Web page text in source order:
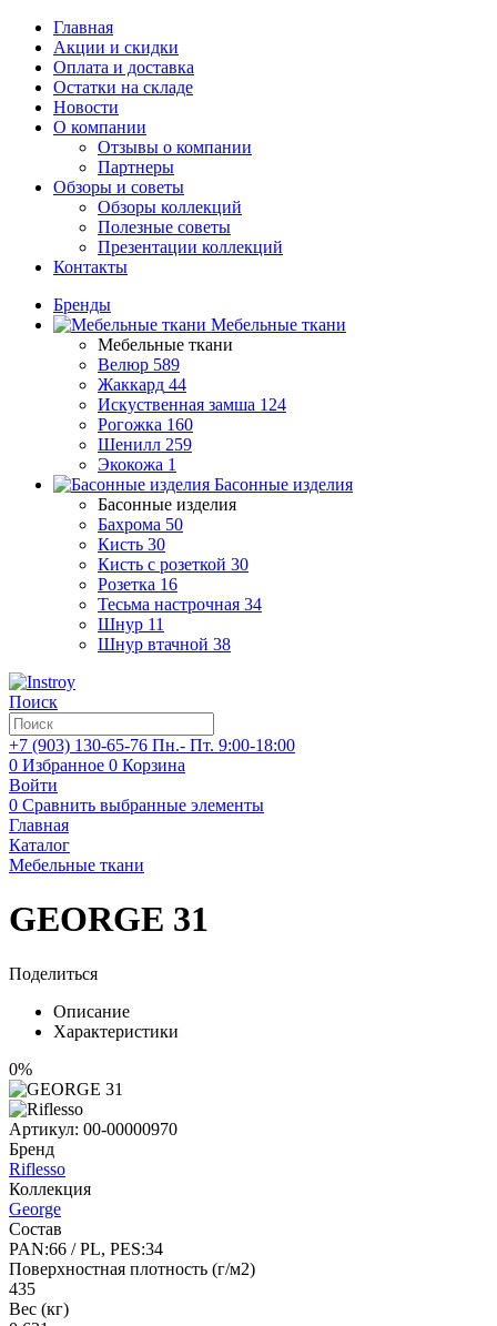
Главная
Акции и скидки
Оплата и доставка
Остатки на складе
Новости
О компании
Отзывы о компании
Партнеры
Обзоры и советы
Обзоры коллекций
Полезные советы
Презентации коллекций
Контакты
Бренды
Мебельные ткани
Мебельные ткани
Велюр 589
Жаккард 44
Искуственная замша 124
Рогожка 160
Шенилл 259
Экокожа 1
Басонные изделия
Басонные изделия
Бахрома 50
Кисть 30
Кисть с розеткой 30
Розетка 16
Тесьма настрочная 34
Шнур 11
Шнур втачной 38
Поиск
+7 (903) 130-65-76 Пн.- Пт. 9:00-18:00
0 Избранное 0 Корзина
Войти
0 Сравнить выбранные элементы
Главная
Каталог
Мебельные ткани
GEORGE 31
Поделиться
Описание
Характеристики
0%
Артикул: 00-00000970
Бренд
Riflesso
Коллекция
George
Состав
PAN:66 / PL, PES:34
Поверхностная плотность (г/м2)
435
Вес (кг)